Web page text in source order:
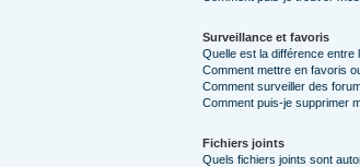
Surveillance et favoris
Quelle est la différence
Comment mettre en favoris
Comment surveiller des
Comment puis-je supprimer
Fichiers joints
Quels fichiers joints sont